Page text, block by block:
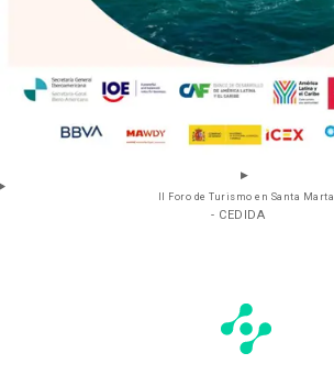
II Foro de Turismo en Santa Marta
- CEDIDA